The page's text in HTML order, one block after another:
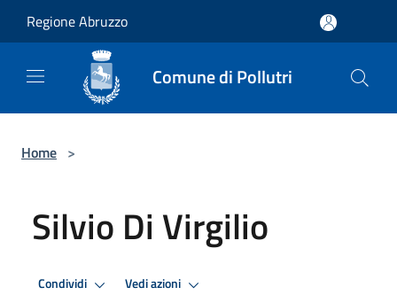
Regione Abruzzo
Comune di Pollutri
Home >
Silvio Di Virgilio
Condividi Vedi azioni